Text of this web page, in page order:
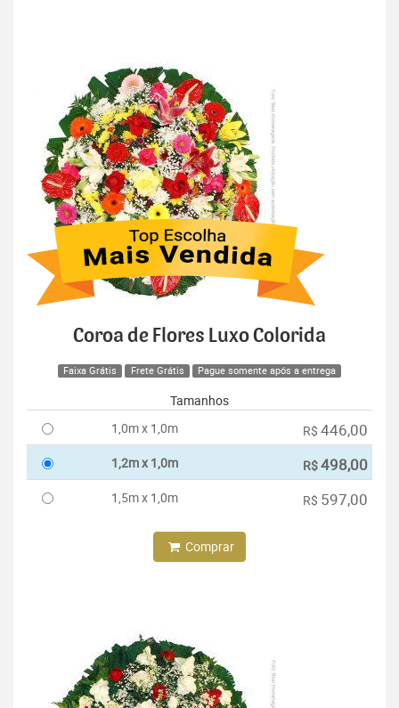
Coroa de Flores Luxo Colorida
Faixa Grátis Frete Grátis Pague somente após a entrega
Tamanhos
1,0m x 1,0m
R$ 446,00
1,2m x 1,0m R$498,00
1,5m x 1,0m R$ 597,00
Comprar